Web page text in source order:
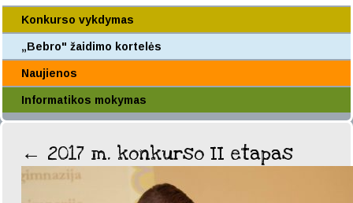
Konkurso vykdymas
„Bebro" žaidimo kortelės
Naujienos
Informatikos mokymas
← 2017 m. konkurso II etapas